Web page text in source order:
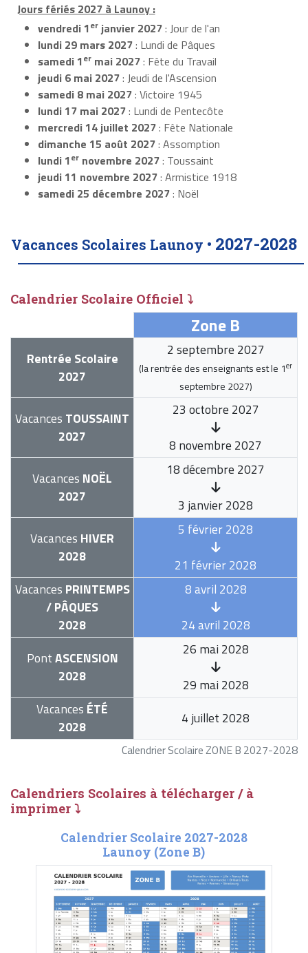
Jours fériés 2027 à Launoy :
vendredi 1er janvier 2027: Jour de l'an
lundi 29 mars 2027: Lundi de Pâques
samedi 1er mai 2027: Fête du Travail
jeudi 6 mai 2027: Jeudi de l'Ascension
samedi 8 mai 2027: Victoire 1945
lundi 17 mai 2027: Lundi de Pentecôte
mercredi 14 juillet 2027: Fête Nationale
dimanche 15 août 2027: Assomption
lundi 1er novembre 2027: Toussaint
jeudi 11 novembre 2027: Armistice 1918
samedi 25 décembre 2027: Noël
Vacances Scolaires Launoy • 2027-2028
Calendrier Scolaire Officiel ⤵
Calendrier Scolaire ZONE B 2027-2028
Zone B
Rentrée Scolaire
2027
2 septembre 2027
(la rentrée des enseignants est le 1er
septembre 2027)
Vacances TOUSSAINT
2027
23 octobre 2027
8 novembre 2027
Vacances NOËL
2027
18 décembre 2027
3 janvier 2028
Vacances HIVER
2028
5 février 2028
21 février 2028
Vacances PRINTEMPS
/ PÂQUES
2028
8 avril 2028
24 avril 2028
PontASCENSION
2028
26 mai 2028
29 mai 2028
Vacances ÉTÉ
2028
4 juillet 2028
Calendriers Scolaires à télécharger / à
imprimer ⤵
Calendrier Scolaire 2027-2028
Launoy (Zone B)